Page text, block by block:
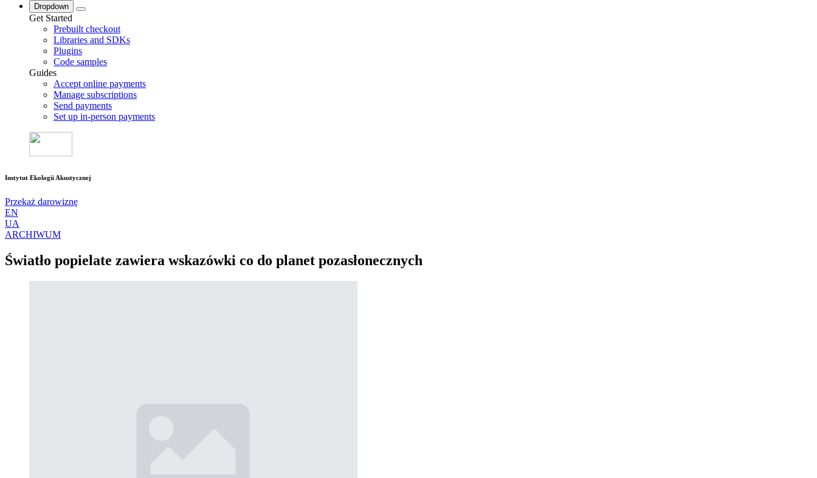
Dropdown
Get Started
Prebuilt checkout
Libraries and SDKs
Plugins
Code samples
Guides
Accept online payments
Manage subscriptions
Send payments
Set up in-person payments
Instytut Ekologii Akustycznej
Przekaż darowiznę
EN
UA
ARCHIWUM
Światło popielate zawiera wskazówki co do planet pozasłonecznych